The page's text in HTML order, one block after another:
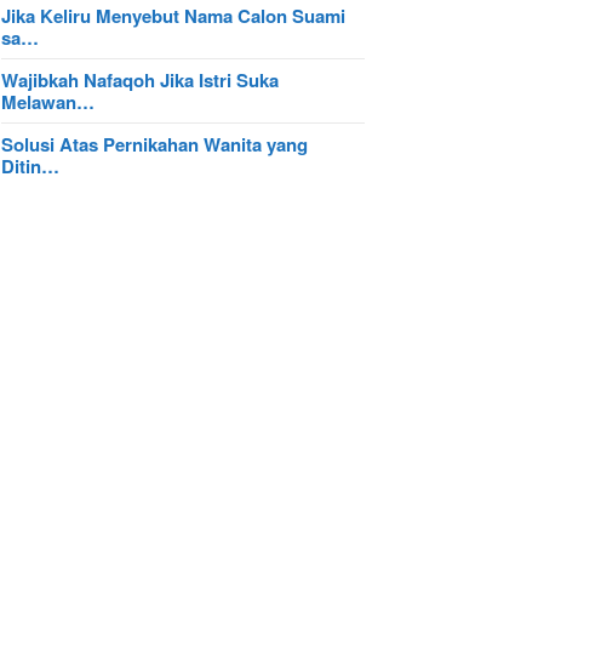
Jika Keliru Menyebut Nama Calon Suami
sa…
Wajibkah Nafaqoh Jika Istri Suka
Melawan…
Solusi Atas Pernikahan Wanita yang
Ditin…